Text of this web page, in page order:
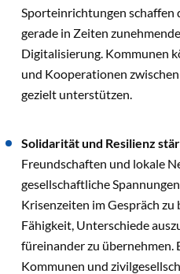
Sporteinrichtungen schaffen
gerade in Zeiten
Digitalisierung. Kommunen
und Kooperationen
gezielt unterstützen.
Solidarität und Resilienz
Freundschaften und lokale
gesellschaftliche
Krisenzeiten im Gespräch zu
Fähigkeit, Unterschiede
füreinander zu übernehmen.
Kommunen und